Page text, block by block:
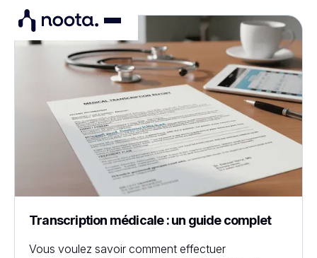
Transcription médicale : un guide complet
Vous voulez savoir comment effectuer